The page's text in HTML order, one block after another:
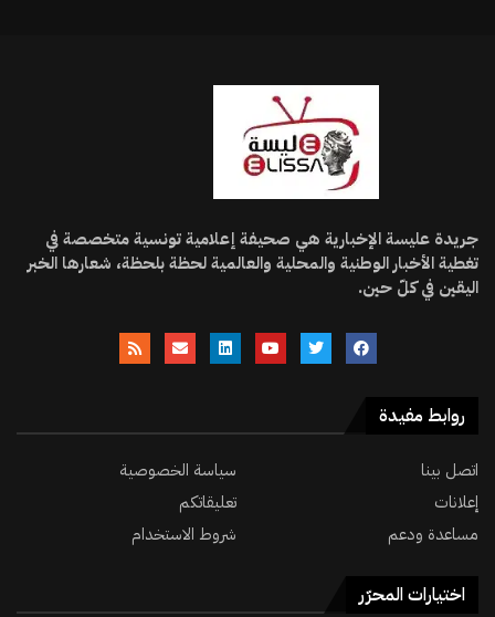
جريدة عليسة الإخبارية هي صحيفة إعلامية تونسية متخصصة في
تغطية الأخبار الوطنية والمحلية والعالمية لحظة بلحظة، شعارها الخبر
اليقين في كلّ حين.
روابط مفيدة
اتصل بينا
سياسة الخصوصية
إعلانات
تعليقاتكم
مساعدة ودعم
شروط الاستخدام
اختيارات المحرّر